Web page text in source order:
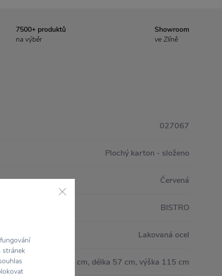
7500+ produktů
na výběr
Showroom
ve Zlíně
027067
Plochý karton - složeno
Červená
BISTRO
Lakovaná ocel
Šířka 77 cm, délka 57 cm, výška 115 cm
stránek